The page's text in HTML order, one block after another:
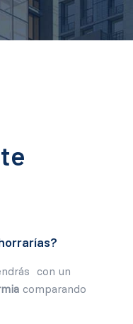
con un
comparando